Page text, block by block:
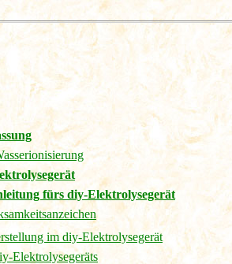
fürs diy-Elektrolysegerät
im diy-Elektrolysegerät
Elektrolysegeräts